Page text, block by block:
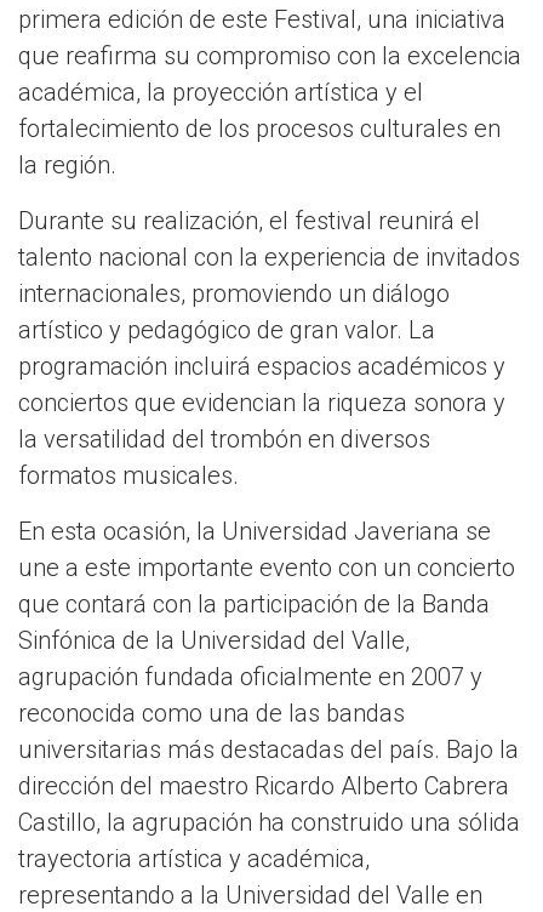
primera edición de este Festival, una iniciativa
que reafirma su compromiso con la excelencia
académica, la proyección artística y el
fortalecimiento de los procesos culturales en
la región.
Durante su realización, el festival reunirá el
talento nacional con la experiencia de invitados
internacionales, promoviendo un diálogo
artístico y pedagógico de gran valor. La
programación incluirá espacios académicos y
conciertos que evidencian la riqueza sonora y
la versatilidad del trombón en diversos
formatos musicales.
En esta ocasión, la Universidad Javeriana se
une a este importante evento con un concierto
que contará con la participación de la Banda
Sinfónica de la Universidad del Valle,
agrupación fundada oficialmente en 2007 y
reconocida como una de las bandas
universitarias más destacadas del país. Bajo la
dirección del maestro Ricardo Alberto Cabrera
Castillo, la agrupación ha construido una sólida
trayectoria artística y académica,
representando a la Universidad del Valle en